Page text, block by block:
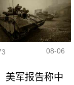
08-06
美军报告称中